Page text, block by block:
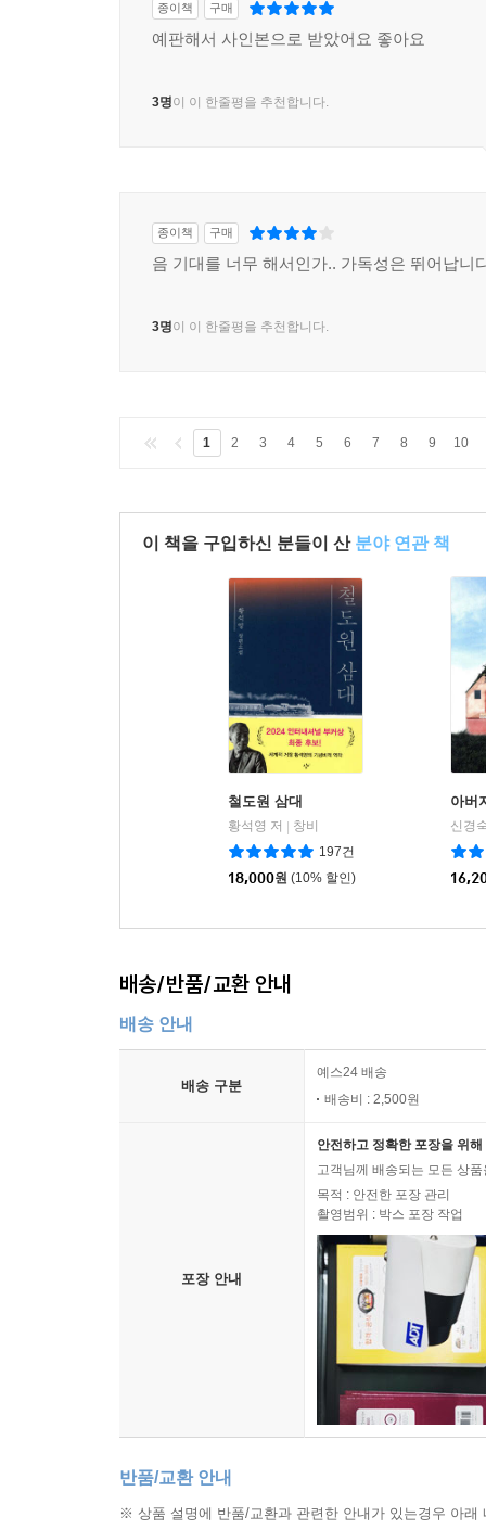
종이책 구매
예판해서 사인본으로 받았어요 좋아요
3명이 이 한줄평을 추천합니다.
종이책 구매
음 기대를 너무 해서인가.. 가독성은 뛰어납니
3명이 이 한줄평을 추천합니다.
1 2 3 4 5 6 7 8 9 10
이 책을 구입하신 분들이 산 분야 연관 책
철도원 삼대
황석영 저
창비
197건
18,000원 (10% 할인)
아버
신경
배송/반품/교환 안내
배송 안내
배송 구분
예스24 배송
배송비 : 2,500원
포장 안내
안전하고 정확한 포장을 위
고객님께 배송되는 모든 상
목적 : 안전한 포장 관리
촬영범위 : 박스 포장 작업
반품/교환 안내
※ 상품 설명에 반품/교환과 관련한 안내가 있는경우 아